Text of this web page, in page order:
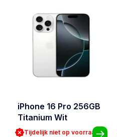
iPhone 16 Pro 256GB
Titanium Wit
Tijdelijk niet op voorraad